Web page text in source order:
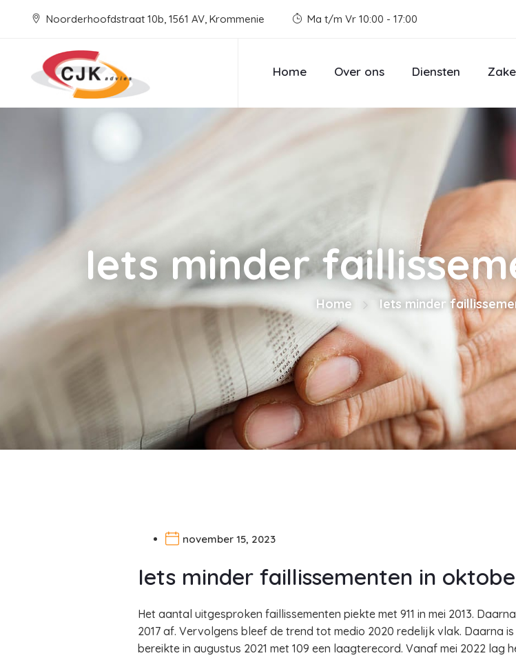
Noorderhoofdstraat 10b, 1561 AV, Krommenie Ma t/m Vr 10:00 - 17:00
Home Over ons Diensten
Iets minder
Home Iets minder
november 15, 2023
Iets minder faillissementen in
Het aantal uitgesproken faillissementen piekte met 911 in mei 2013.
2017 af. Vervolgens bleef de trend tot medio 2020 redelijk vlak. Daarna
bereikte in augustus 2021 met 109 een laagterecord. Vanaf mei 2022